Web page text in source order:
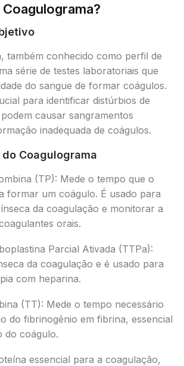
também conhecido como perfil de
série de testes laboratoriais que
do sangue de formar coágulos.
para identificar distúrbios de
causar sangramentos
inadequada de coágulos.
Coagulograma
(TP): Mede o tempo que o
formar um coágulo. É usado para
da coagulação e monitorar a
orais.
Parcial Ativada (TTPa):
da coagulação e é usado para
com heparina.
(TT): Mede o tempo necessário
do fibrinogênio em fibrina, essencial
do coágulo.
essencial para a coagulação,